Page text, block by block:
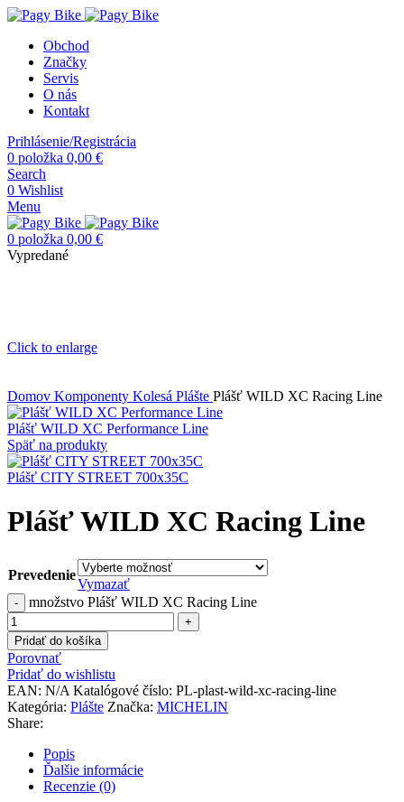
Obchod
Značky
Servis
O nás
Kontakt
Prihlásenie/Registrácia
0 položka 0,00 €
Search
0 Wishlist
Menu
0 položka 0,00 €
Vypredané
Click to enlarge
Domov Komponenty Kolesá Plášte Plášť WILD XC Racing Line
Plášť WILD XC Performance Line
Späť na produkty
Plášť CITY STREET 700x35C
Plášť WILD XC Racing Line
Prevedenie
Vymazať
množstvo Plášť WILD XC Racing Line
Pridať do košíka
Porovnať
Pridať do wishlistu
EAN: N/A Katalógové číslo: PL-plast-wild-xc-racing-line
Kategória: Plášte Značka: MICHELIN
Share:
Popis
Ďalšie informácie
Recenzie (0)